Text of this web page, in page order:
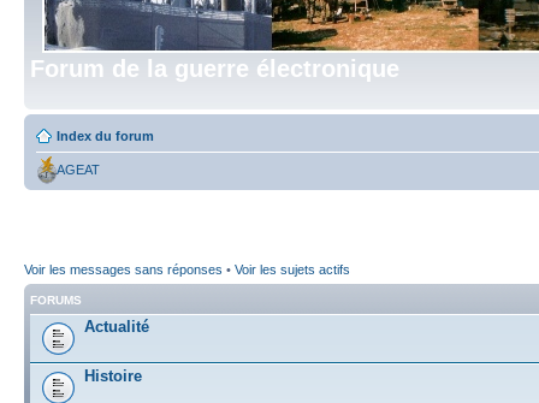
Forum de la guerre électronique
Index du forum
AGEAT
Voir les messages sans réponses • Voir les sujets actifs
FORUMS
Actualité
Histoire